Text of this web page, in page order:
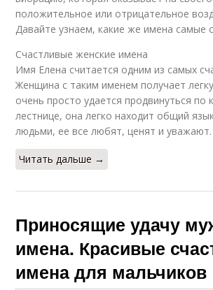
положительное или отрицательное
Давайте узнаем, какие же имена самые
Счастливые женские имена
Имя Елена считается одним из самых
Женщина с таким именем получает
очень просто удается продвинуться по
лестнице, она легко находит общий
людьми, ее все любят, ценят и уважают.
Читать дальше →
Приносящие удачу
имена. Красивые
имена для мальчиков